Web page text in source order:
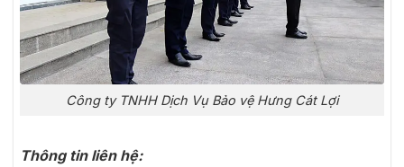
Công ty TNHH Dịch Vụ Bảo vệ Hưng Cát Lợi
Thông tin liên hệ: